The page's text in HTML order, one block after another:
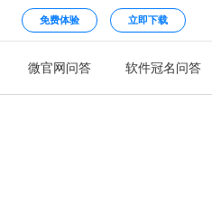
免费体验 立即下载
微官网问答 软件冠名问答